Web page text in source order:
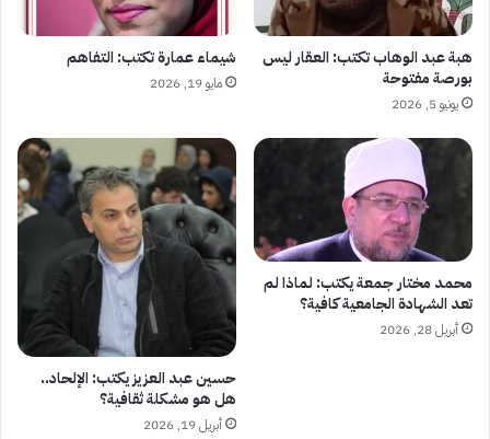
هبة عبد الوهاب تكتب: العقار ليس
بورصة مفتوحة
يونيو 5, 2026
شيماء عمارة تكتب: التفاهم
مايو 19, 2026
محمد مختار جمعة يكتب: لماذا لم
تعد الشهادة الجامعية كافية؟
أبريل 28, 2026
حسين عبد العزيز يكتب: الإلحاد..
هل هو مشكلة ثقافية؟
أبريل 19, 2026